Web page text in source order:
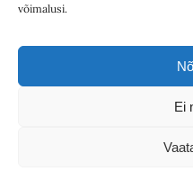
võimalusi.
Ei
Teksti- ja andmekaeve
Väljaandja SA Kultuurileht